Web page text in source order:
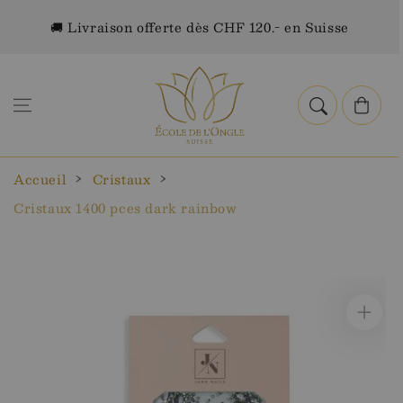
contenu🚚 Livraison offerte dès CHF 120.- en Suisse
Panier
Accueil
Cristaux
Cristaux 1400 pces dark rainbow